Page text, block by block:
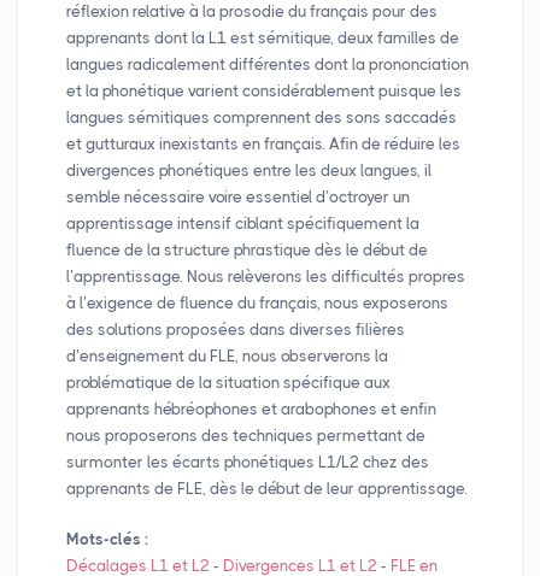
réflexion relative à la prosodie du français pour des
apprenants dont la L1 est sémitique, deux familles de
langues radicalement différentes dont la prononciation
et la phonétique varient considérablement puisque les
langues sémitiques comprennent des sons saccadés
et gutturaux inexistants en français. Afin de réduire les
divergences phonétiques entre les deux langues, il
semble nécessaire voire essentiel d’octroyer un
apprentissage intensif ciblant spécifiquement la
fluence de la structure phrastique dès le début de
l’apprentissage. Nous relèverons les difficultés propres
à l’exigence de fluence du français, nous exposerons
des solutions proposées dans diverses filières
d’enseignement du FLE , nous observerons la
problématique de la situation spécifique aux
apprenants hébréophones et arabophones et enfin
nous proposerons des techniques permettant de
surmonter les écarts phonétiques L1/L2 chez des
apprenants de FLE , dès le début de leur apprentissage.
Mots-clés :
Décalages L1 et L2 - Divergences L1 et L2 - FLE en